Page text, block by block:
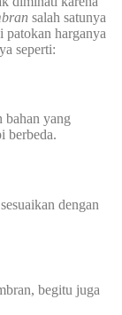
salah satunya
patokan harganya
seperti:
bahan yang
berbeda.
dengan
begitu juga